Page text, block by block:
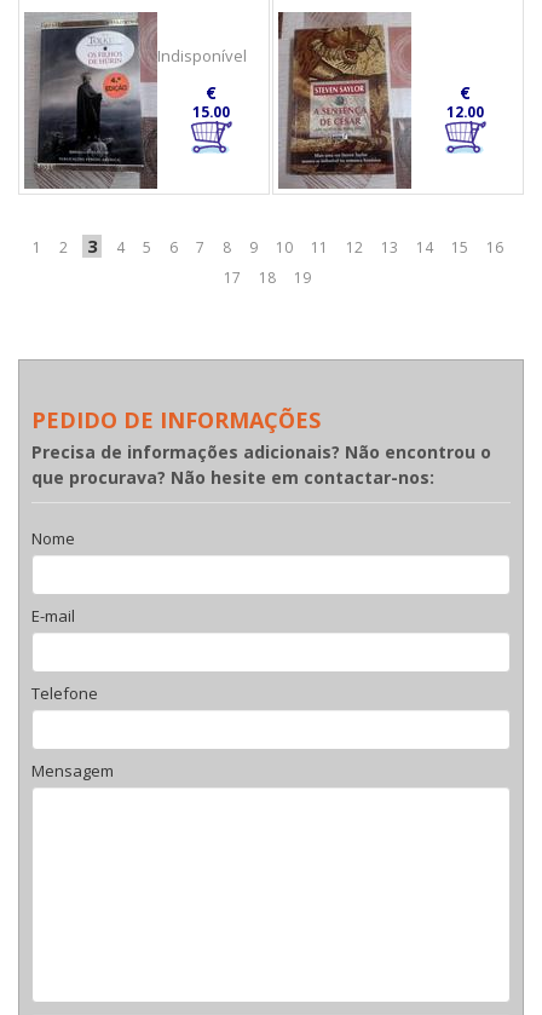
Indisponível
€
15.00
€
12.00
1 2 3 4 5 6 7 8 9 10 11 12 13 14 15
16
17
18 19
PEDIDO DE INFORMAÇÕES
Precisa de informações adicionais? Não encontrou o
que procurava? Não hesite em contactar-nos:
Nome
E-mail
Telefone
Mensagem